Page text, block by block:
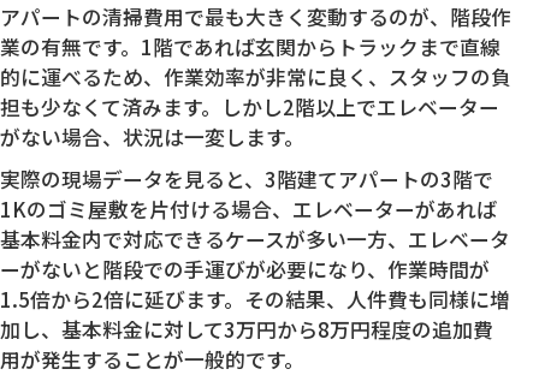
アパートの清掃費用で最も大きく変動するのが、階段作
業の有無です。1階であれば玄関からトラックまで直線
的に運べるため、作業効率が非常に良く、スタッフの負
担も少なくて済みます。しかし2階以上でエレベーター
がない場合、状況は一変します。
実際の現場データを見ると、3階建てアパートの3階で
1Kのゴミ屋敷を片付ける場合、エレベーターがあれば
基本料金内で対応できるケースが多い一方、エレベータ
ーがないと階段での手運びが必要になり、作業時間が
1.5倍から2倍に延びます。その結果、人件費も同様に増
加し、基本料金に対して3万円から8万円程度の追加費
用が発生することが一般的です。